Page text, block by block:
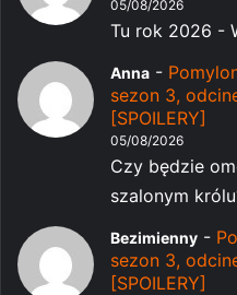
05/08/2026
Tu rok 2026 -
Anna -
sezon 3,
[SPOILERY]
05/08/2026
Czy będzie
szalonym
Bezimienny -
sezon 3,
[SPOILERY]